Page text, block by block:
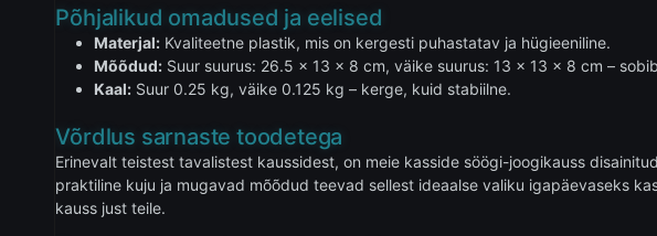
Põhjalikud omadused ja eelised
Materjal: Kvaliteetne plastik, mis on kergesti puhastatav ja hügieeniline.
Mõõdud: Suur suurus: 26.5 x 13 x 8 cm, väike suurus: 13 x 13 x 8 cm –
Kaal: Suur 0.25 kg, väike 0.125 kg – kerge, kuid stabiilne.
Võrdlus sarnaste toodetega
Erinevalt teistest tavalistest kaussidest, on meie kasside söögi-joogikauss
praktiline kuju ja mugavad mõõdud teevad sellest ideaalse valiku igapäevaseks
kauss just teile.